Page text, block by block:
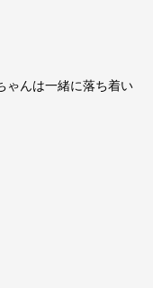
ゃんは一緒に落ち着い